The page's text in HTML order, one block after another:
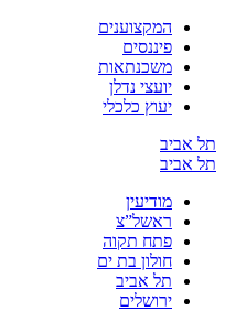
המקצוענים
פיננסים
משכנתאות
יועצי נדלן
יעוץ כלכלי
תל אביב
תל אביב
מודיעין
ראשל”צ
פתח תקוה
חולון בת ים
תל אביב
ירושלים